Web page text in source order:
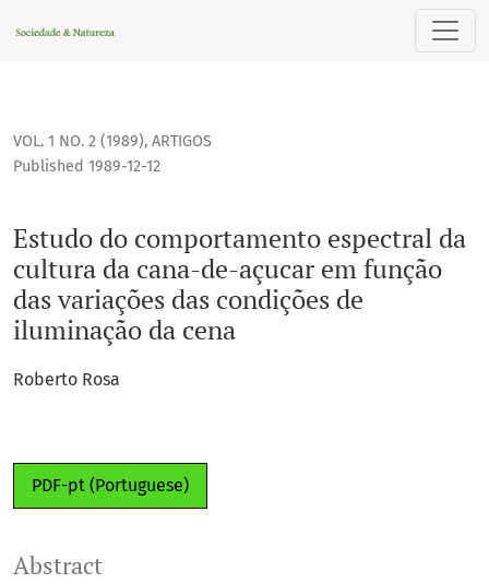
Estudo do comportamento espectral da cultura da cana-
VOL. 1 NO. 2 (1989), ARTIGOS
Estudo do comportamento espectral da
cultura da cana-de-açucar em função
das variações das condições de
iluminação da cena
Published 1989-12-12
Roberto Rosa
PDF-pt (Portuguese)
Abstract